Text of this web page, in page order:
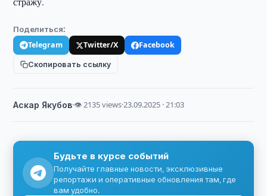
Поделиться:
Telegram Twitter/X
Facebook
Скопировать ссылку
Аскар Якубов·👁 2135 views·23.09.2025 · 21:03
Будьте в курсе событий
Получайте главные новости, эксклюзивные
репортажи и оперативные обновления там, где
вам удобно.